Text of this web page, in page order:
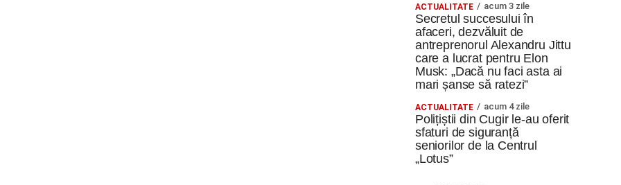
ACTUALITATE acum 3 zile
Secretul succesului în
afaceri, dezvăluit de
antreprenorul Alexandru Jittu
care a lucrat pentru Elon
Musk: „Dacă nu faci asta ai
mari șanse să ratezi”
ACTUALITATE acum 4 zile
Polițiștii din Cugir le-au oferit
sfaturi de siguranță
seniorilor de la Centrul
„Lotus”